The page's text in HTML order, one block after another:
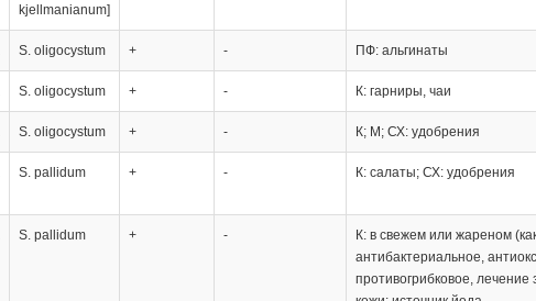
kjellmanianum]
S. oligocystum + - ПФ: альгинаты
S. oligocystum + - К: гарниры, чаи
S. oligocystum + - К; М; СХ: удобрения
S. pallidum + - К: салаты; СХ: удобрения
S. pallidum + -
К: в свежем или жареном
антибактериальное,
противогрибковое, лечение